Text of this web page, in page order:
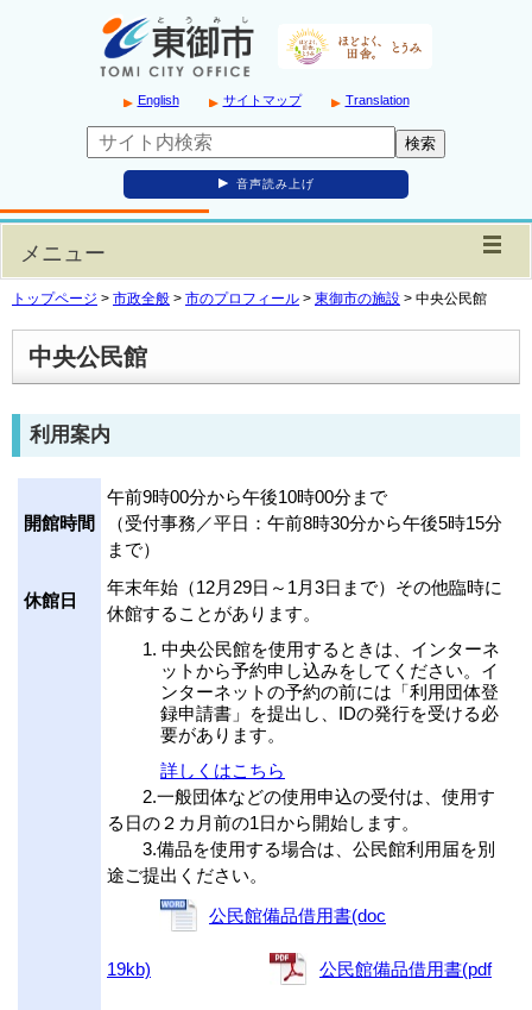
English サイトマップ Translation
音声読み上げ
メニュー
トップページ > 市政全般 > 市のプロフィール > 東御市の施設 > 中央公民館
中央公民館
利用案内
開館時間
午前9時00分から午後10時00分まで
（受付事務／平日：午前8時30分から午後5時15分
まで）
休館日
年末年始（12月29日～1月3日まで）その他臨時に
休館することがあります。
中央公民館を使用するときは、インターネ
ットから予約申し込みをしてください。イ
ンターネットの予約の前には「利用団体登
録申請書」を提出し、IDの発行を受ける必
要があります。
詳しくはこちら
2.一般団体などの使用申込の受付は、使用す
る日の２カ月前の1日から開始します。
3.備品を使用する場合は、公民館利用届を別
途ご提出ください。
公民館備品借用書(doc
19kb) 公民館備品借用書(pdf